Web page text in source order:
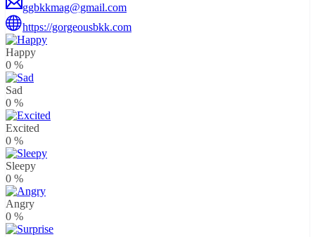
ggbkkmag@gmail.com
https://gorgeousbkk.com
Happy
0 %
Sad
0 %
Excited
0 %
Sleepy
0 %
Angry
0 %